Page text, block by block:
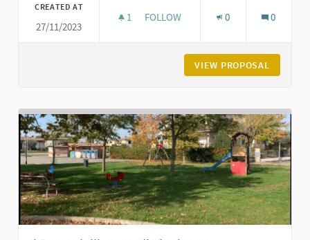
CREATED AT
27/11/2023
1 1 FOLLOWER
FOLLOW 0 0
VIEW PROPOSAL